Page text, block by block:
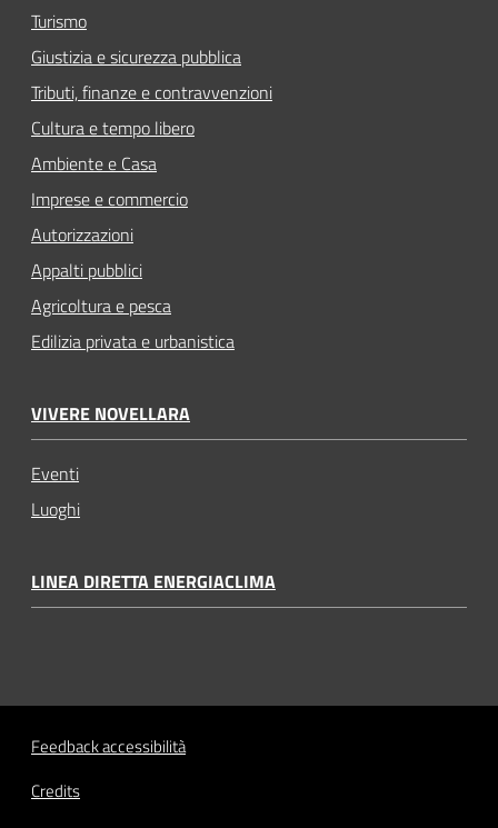
Turismo
Giustizia e sicurezza pubblica
Tributi, finanze e contravvenzioni
Cultura e tempo libero
Ambiente e Casa
Imprese e commercio
Autorizzazioni
Appalti pubblici
Agricoltura e pesca
Edilizia privata e urbanistica
VIVERE NOVELLARA
Eventi
Luoghi
LINEA DIRETTA ENERGIACLIMA
Feedback accessibilità
Credits